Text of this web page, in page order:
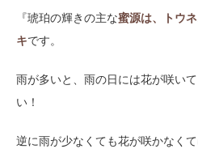
『琥珀の輝きの主な蜜源は、トウ
キです。
雨が多いと、雨の日には花が咲い
い！
逆に雨が少なくても花が咲かなく